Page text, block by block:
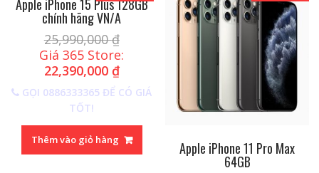
Apple iPhone 15 Plus 128GB
chính hãng VN/A
25,990,000₫
Giá 365 Store:
22,390,000 ₫
GỌI 0886333365 ĐỂ CÓ GIÁ
TỐT!
Thêm vào giỏ hàng Apple iPhone 11 Pro Max
64GB